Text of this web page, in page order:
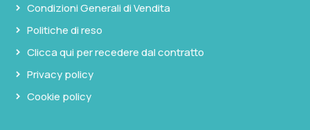
195
Condizioni Generali di Vendita
Politiche di reso
Clicca qui per recedere dal contratto
Privacy policy
Cookie policy